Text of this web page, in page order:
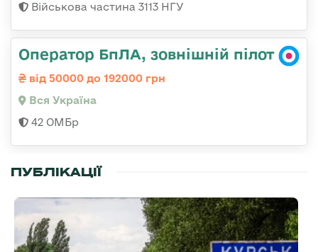
Військова частина 3113 НГУ
Оператор БпЛА, зовнішній пілот
від 50000 до 192000 грн
Вся Україна
42 ОМБр
ПУБЛІКАЦІЇ